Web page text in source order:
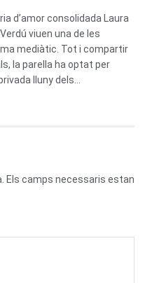
d’amor consolidada Laura
viuen una de les
mediàtic. Tot i compartir
la parella ha optat per
lluny dels...
Els camps necessaris estan